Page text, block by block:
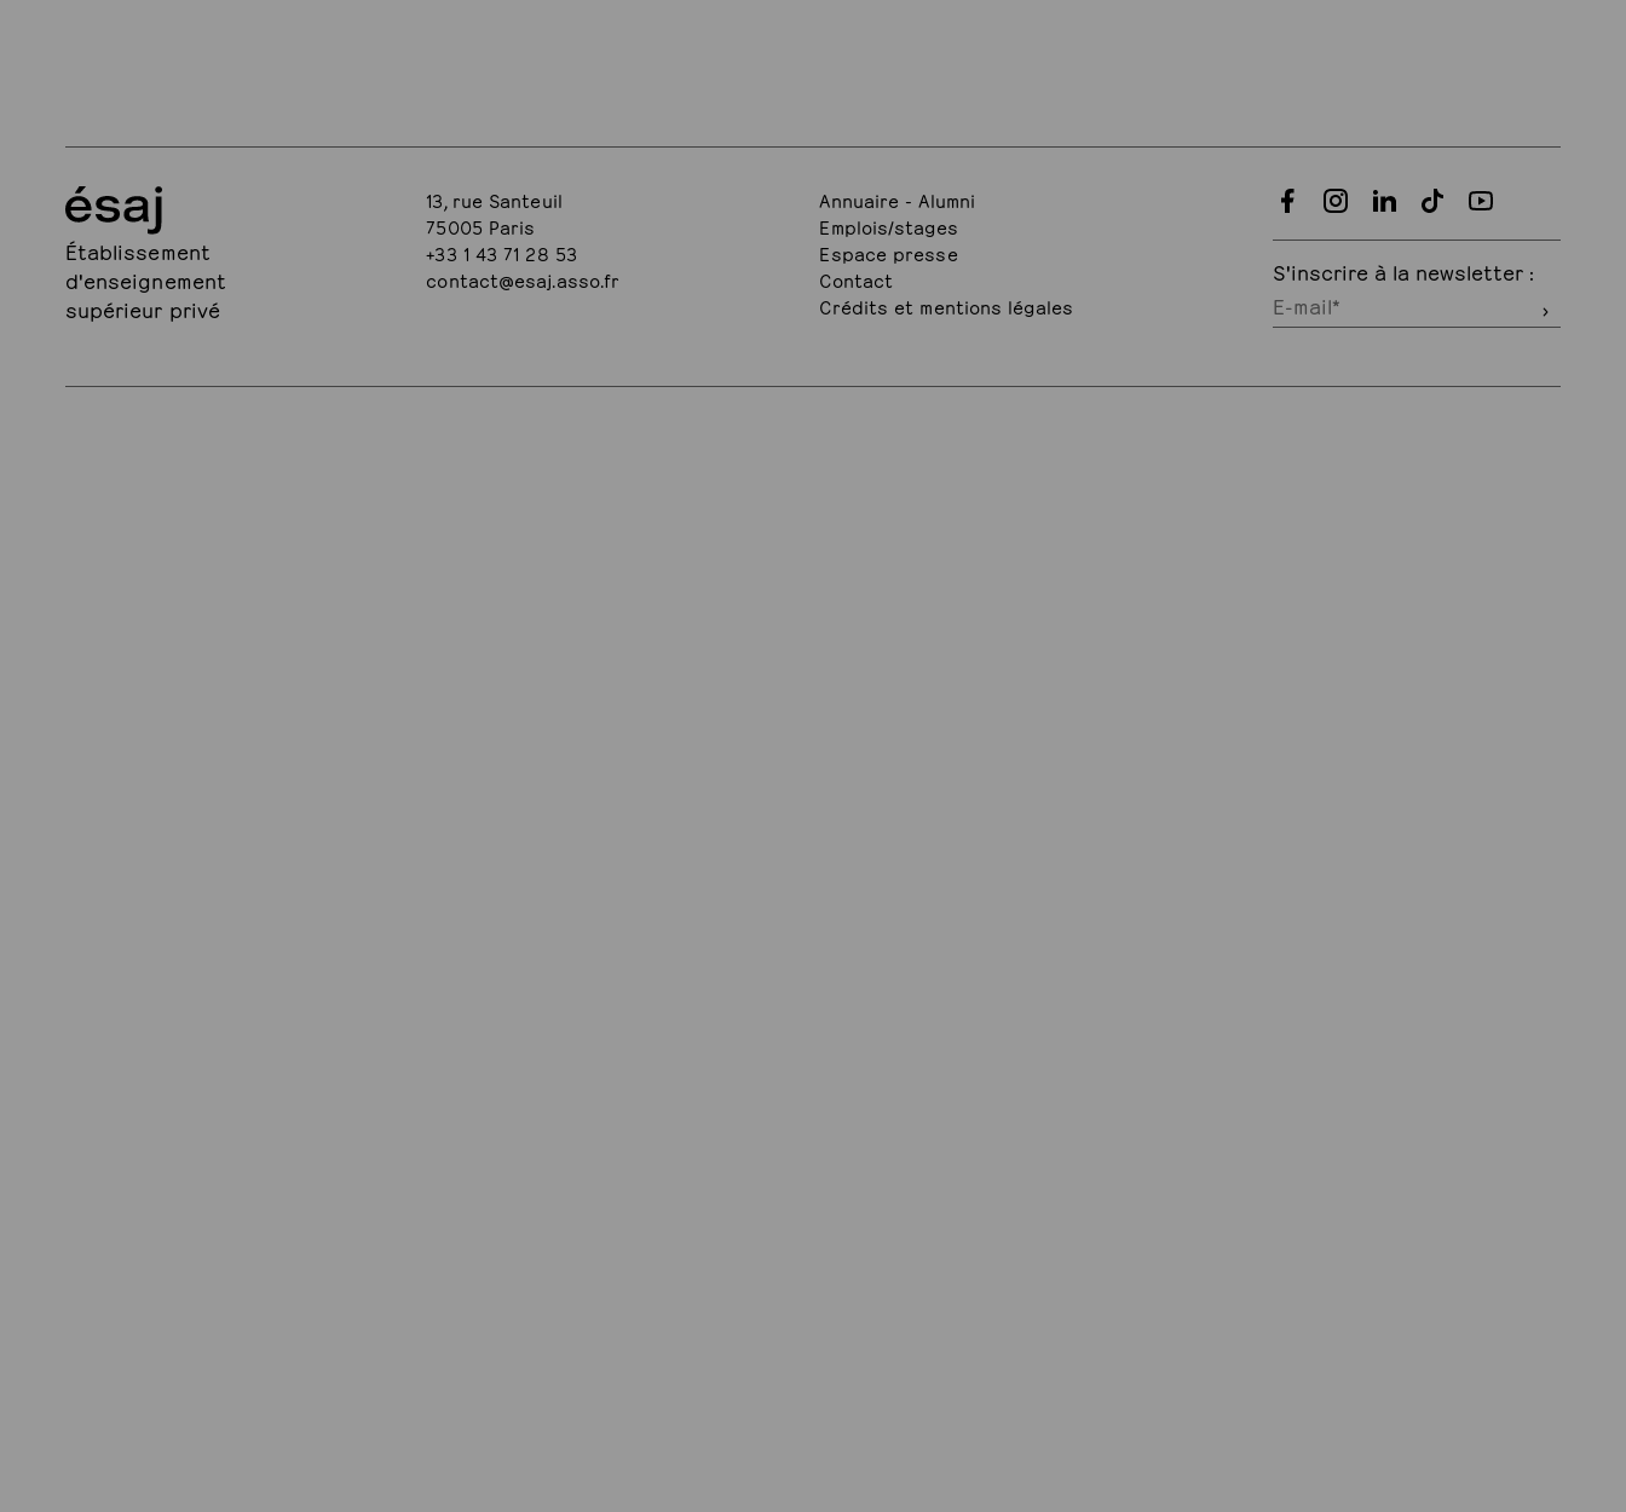
Établissement
d'enseignement
supérieur privé
13, rue Santeuil
75005 Paris
+33 1 43 71 28 53
contact@esaj.asso.fr
Annuaire - Alumni
Emplois/stages
Espace presse
Contact
Crédits et mentions légales
S'inscrire à la newsletter :